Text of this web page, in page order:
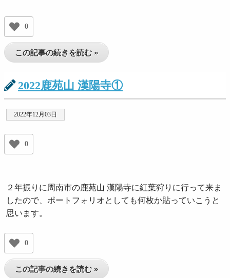
0
この記事の続きを読む »
2022鹿苑山 漢陽寺①
2022年12月03日
0
２年振りに周南市の鹿苑山 漢陽寺に紅葉狩りに行って来ま
したので、ポートフォリオとしても何枚か貼っていこうと
思います。
0
この記事の続きを読む »